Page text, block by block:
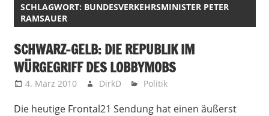
mir
auffällt
SCHLAGWORT: BUNDESVERKEHRSMINISTER PETER
RAMSAUER
SCHWARZ-GELB: DIE REPUBLIK IM
WÜRGEGRIFF DES LOBBYMOBS
4. März 2010 DirkD Politik
Die heutige Frontal21 Sendung hat einen äußerst